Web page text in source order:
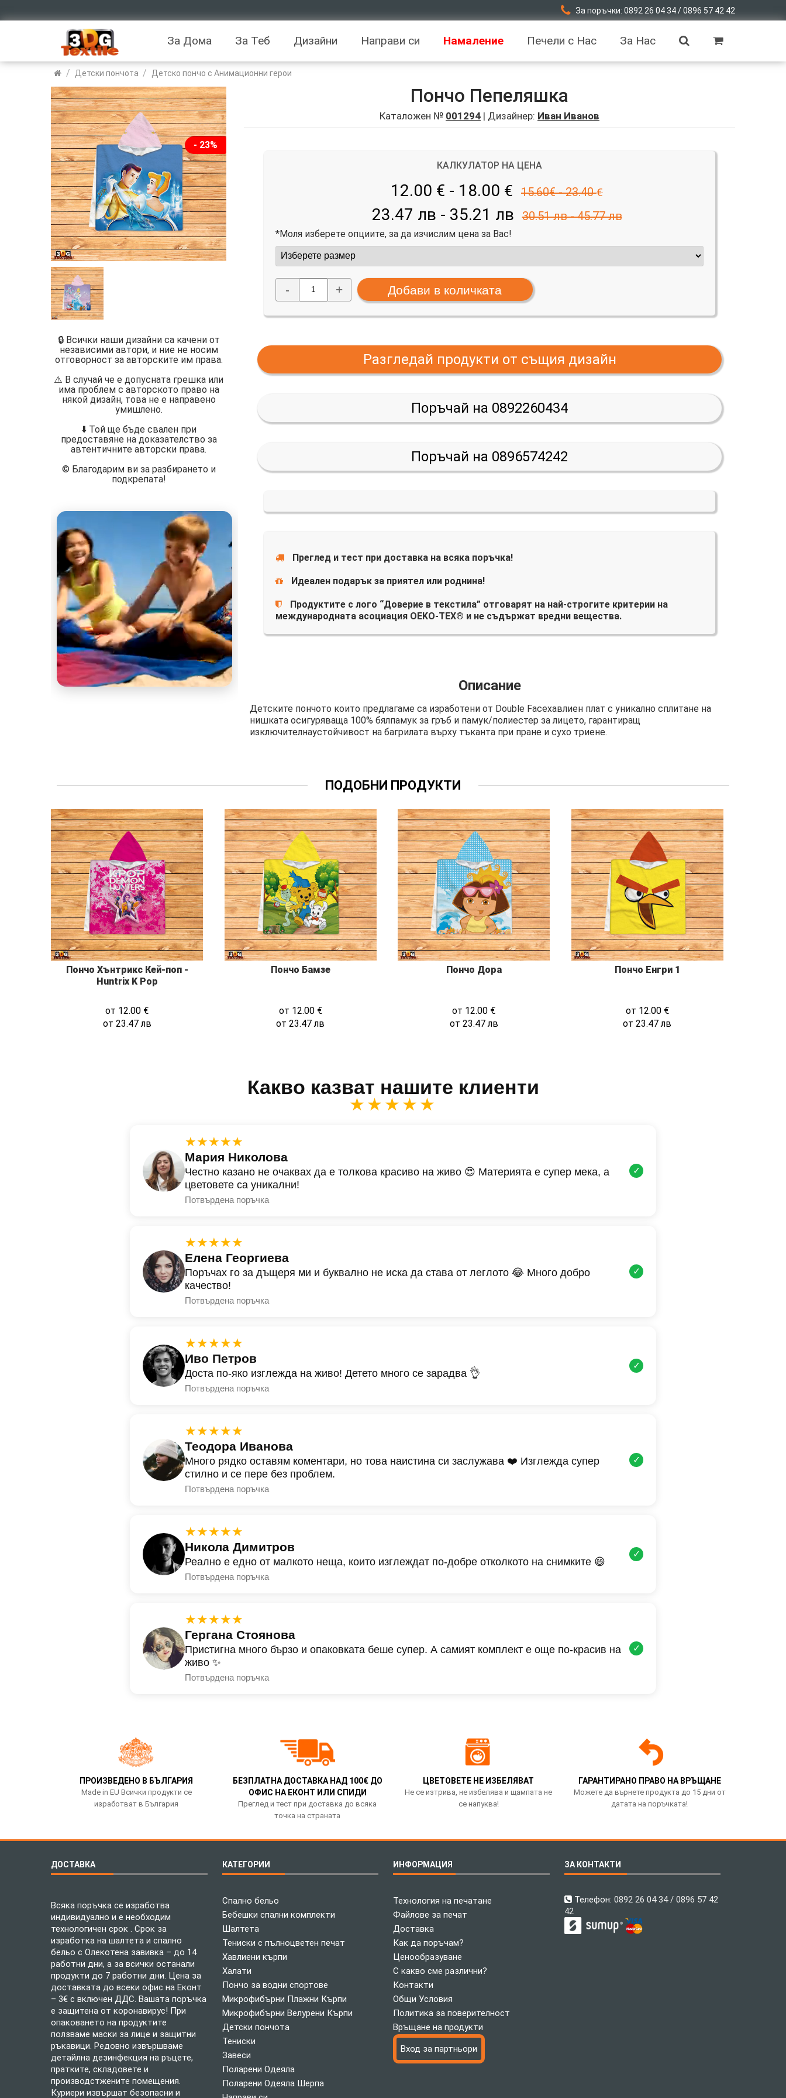
За поръчки: 0892 26 04 34 / 0896 57 42 42
За Дома За Теб Дизайни Направи си Намаление Печели с Нас За Нас
/ Детски пончота / Детско пончо с Анимационни герои
- 23%
🔒 Всички наши дизайни са качени от
независими автори, и ние не носим
отговорност за авторските им права.
⚠️ В случай че е допусната грешка или
има проблем с авторското право на
някой дизайн, това не е направено
умишлено.
⬇️ Той ще бъде свален при
предоставяне на доказателство за
автентичните авторски права.
©️ Благодарим ви за разбирането и
подкрепата!
Пончо Пепеляшка
Каталожен № 001294 | Дизайнер: Иван Иванов
КАЛКУЛАТОР НА ЦЕНА
12.00 € - 18.00 € 15.60€ - 23.40 €
23.47 лв - 35.21 лв 30.51 лв - 45.77 лв
*Моля изберете опциите, за да изчислим цена за Вас!
- +
Разгледай продукти от същия дизайн
Поръчай на 0892260434
Поръчай на 0896574242
Преглед и тест при доставка на всяка поръчка!
Идеален подарък за приятел или роднина!
Продуктите с лого “Доверие в текстила” отговарят на най-строгите критерии на
международната асоциация OEKO-TEX® и не съдържат вредни вещества.
Описание
Детските пончото които предлагаме са изработени от Double Faceхавлиен плат с уникално сплитане на
нишката осигуряваща 100% бялпамук за гръб и памук/полиестер за лицето, гарантиращ
изключителнаустойчивост на багрилата върху тъканта при пране и сухо триене.
ПОДОБНИ ПРОДУКТИ
Пончо Хънтрикс Кей-поп -
Huntrix K Pop
от 12.00 €
от 23.47лв
Пончо Бамзе
от 12.00 €
от23.47лв
Пончо Дора
от 12.00 €
от 23.47лв
Пончо Енгри 1
от 12.00 €
от23.47лв
Какво казват нашите клиенти
★★★★★
★★★★★
Мария Николова
Честно казано не очаквах да е толкова красиво на живо 😍 Материята е супер мека, а
цветовете са уникални!
Потвърдена поръчка
✓
★★★★★
Елена Георгиева
Поръчах го за дъщеря ми и буквално не иска да става от леглото 😂 Много добро
качество!
Потвърдена поръчка
✓
★★★★★
Иво Петров
Доста по-яко изглежда на живо! Детето много се зарадва 👌
Потвърдена поръчка
✓
★★★★★
Теодора Иванова
Много рядко оставям коментари, но това наистина си заслужава ❤️ Изглежда супер
стилно и се пере без проблем.
Потвърдена поръчка
✓
★★★★★
Никола Димитров
Реално е едно от малкото неща, които изглеждат по-добре отколкото на снимките 😄
Потвърдена поръчка
✓
★★★★★
Гергана Стоянова
Пристигна много бързо и опаковката беше супер. А самият комплект е още по-красив на
живо ✨
Потвърдена поръчка
✓
ПРОИЗВЕДЕНО В БЪЛГАРИЯ
Made in EU Всички продукти се
изработват в България
БЕЗПЛАТНА ДОСТАВКА НАД 100€ ДО
ОФИС НА ЕКОНТ ИЛИ СПИДИ
Преглед и тест при доставка до всяка
точка на страната
ЦВЕТОВЕТЕ НЕ ИЗБЕЛЯВАТ
Не се изтрива, не избелява и щампата не
се напуква!
ГАРАНТИРАНО ПРАВО НА ВРЪЩАНЕ
Можете да върнете продукта до 15 дни от
датата на поръчката!
ДОСТАВКА
Всяка поръчка се изработва
индивидуално и е необходим
технологичен срок . Срок за
изработка на шалтета и спално
бельо с Олекотена завивка – до 14
работни дни, а за всички останали
продукти до 7 работни дни. Цена за
доставката до всеки офис на Еконт
– 3€ с включен ДДС. Вашата поръчка
е защитена от коронавирус! При
опаковането на продуктите
ползваме маски за лице и защитни
ръкавици. Редовно извършваме
детайлна дезинфекция на ръцете,
пратките, складовете и
производстжените помещения.
Куриери извършат безопасни и
КАТЕГОРИИ
Спално бельо
Бебешки спални комплекти
Шалтета
Тениски с пълноцветен печат
Хавлиени кърпи
Халати
Пончо за водни спортове
Микрофибърни Плажни Кърпи
Микрофибърни Велурени Кърпи
Детски пончота
Тениски
Завеси
Поларени Одеяла
Поларени Одеяла Шерпа
ИНФОРМАЦИЯ
Технология на печатане
Файлове за печат
Доставка
Как да поръчам?
Ценообразуване
С какво сме различни?
Контакти
Общи Условия
Политика за поверителност
Връщане на продукти
Вход за партньори
ЗА КОНТАКТИ
Телефон: 0892 26 04 34 / 0896 57 42
42